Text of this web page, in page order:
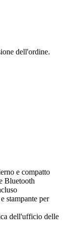
dell'ordine.
e compatto
Bluetooth
stampante per
dell'ufficio delle